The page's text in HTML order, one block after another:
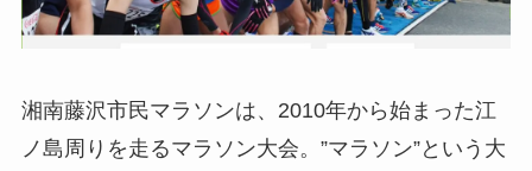
湘南藤沢市民マラソンは、2010年から始まった江
ノ島周りを走るマラソン大会。”マラソン”という大